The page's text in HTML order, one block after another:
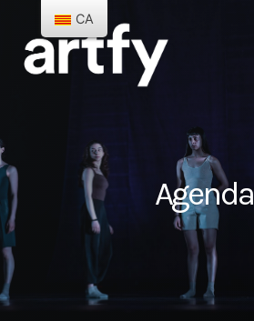
Agenda
CA